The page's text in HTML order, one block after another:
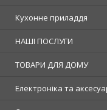
Кухонне приладдя
НАШІ ПОСЛУГИ
ТОВАРИ ДЛЯ ДОМУ
Електроніка та